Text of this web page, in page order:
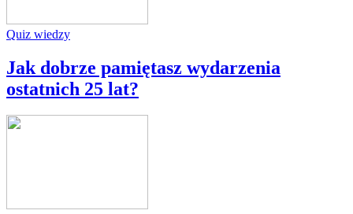
Quiz wiedzy
Jak dobrze pamiętasz wydarzenia
ostatnich 25 lat?